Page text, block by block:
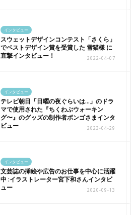
インタビュー
スウェットデザインコンテスト「さくら」
でベストデザイン賞を受賞した 雪猫様 に
直撃インタビュー！
2022-04-07
インタビュー
テレビ朝日「日曜の夜ぐらいは…」のドラ
マで使用された『ちくわぶウォーキン
グ〜』のグッズの制作者ボンゴさまインタ
ビュー
2023-04-29
インタビュー
文芸誌の挿絵や広告のお仕事を中心に活躍
中 :イラストレーター宮下和さんインタビ
ュー
2020-09-13